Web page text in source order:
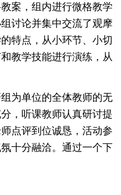
案，组内进行微格教学
讨论并集中交流了观摩
特点，从小环节、小切
教学技能进行演练，从
为单位的全体教师的无
，听课教师认真研讨提
点评到位诚恳，活动参
十分融洽。通过一个下